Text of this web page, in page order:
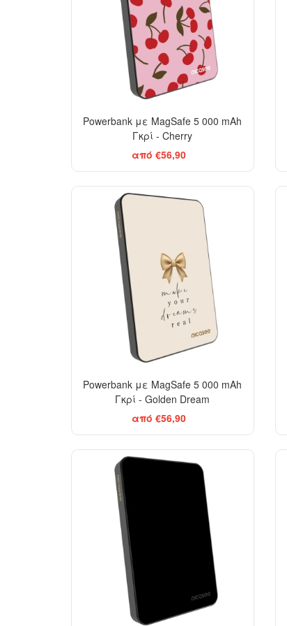
Powerbank με MagSafe 5 000 mAh
Γκρί - Cherry
από €56,90
Powerbank με MagSafe 5 000 mAh
Γκρί - Golden Dream
από €56,90